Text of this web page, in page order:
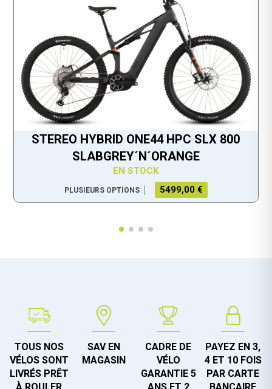
STEREO HYBRID ONE44 HPC SLX 800
SLABGREY´N´ORANGE
EN STOCK
PLUSIEURS OPTIONS 5499,00 €
TOUS NOS
VÉLOS SONT
LIVRÉS PRÊT
SAV EN
MAGASIN
CADRE DE
VÉLO
GARANTIE 5
PAYEZ EN 3,
4 ET 10 FOIS
PAR CARTE